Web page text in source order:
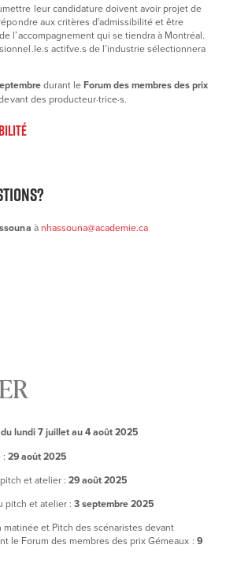
leur candidature doivent avoir projet de
aux critères d'admissibilité et être
l’accompagnement qui se tiendra à Montréal.
actif.ve.s de l’industrie sélectionnera
durant leForum des membres des prix
des producteur·trice·s.
à nhassouna@academie.ca
du lundi 7 juillet au 4 août 2025
: 29 août 2025
et atelier : 29 août 2025
pitch et atelier : 3 septembre 2025
matinée et Pitch des scénaristes devant
le Forum des membres des prix Gémeaux : 9